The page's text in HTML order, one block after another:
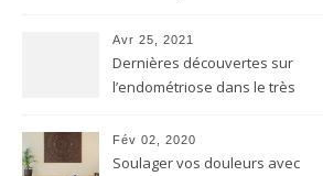
l’endométriose
Avr 25, 2021
Dernières découvertes sur
l’endométriose dans le très
faut en retenir
Fév 02, 2020
Soulager vos douleurs avec